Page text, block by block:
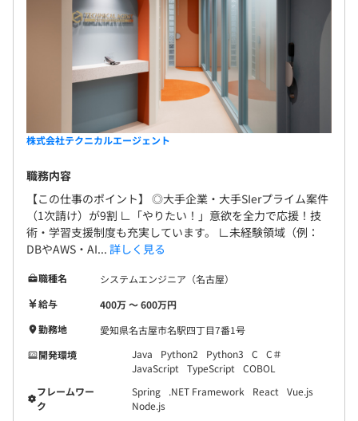
株式会社テクニカルエージェント
職務内容
【この仕事のポイント】 ◎大手企業・大手SIerプライム案件
（1次請け）が9割 ∟「やりたい！」意欲を全力で応援！技
術・学習支援制度も充実しています。 ∟未経験領域（例：
DBやAWS・AI... 詳しく見る
職種名
システムエンジニア（名古屋）
給与
400万 〜 600万円
勤務地
愛知県名古屋市名駅四丁目7番1号
開発環境
Java Python2 Python3 C
C＃
JavaScript
TypeScript
COBOL
フレームワー
ク
Spring .NET Framework React
Vue.js
Node.js